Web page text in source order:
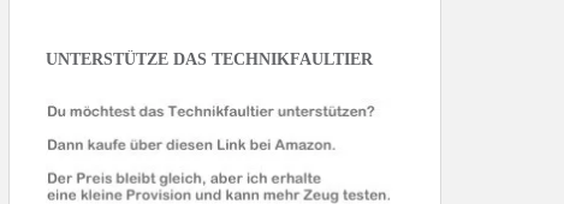
UNTERSTÜTZE DAS TECHNIKFAULTIER